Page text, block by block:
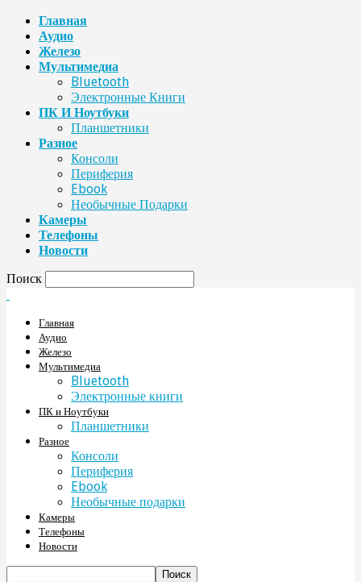
Главная
Аудио
Железо
Мультимедиа
Bluetooth
Электронные Книги
ПК И Ноутбуки
Планшетники
Разное
Консоли
Периферия
Ebook
Необычные Подарки
Камеры
Телефоны
Новости
Поиск
Главная
Аудио
Железо
Мультимедиа
Bluetooth
Электронные книги
ПК и Ноутбуки
Планшетники
Разное
Консоли
Периферия
Ebook
Необычные подарки
Камеры
Телефоны
Новости